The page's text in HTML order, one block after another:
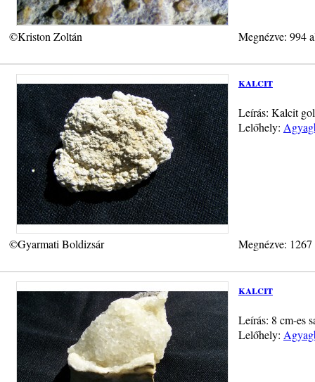
©Kriston Zoltán Megnézve: 994
kalcit
Leírás: Kalcit
Lelőhely:
©Gyarmati Boldizsár Megnézve:
kalcit
Leírás: 8 cm-es
Lelőhely: